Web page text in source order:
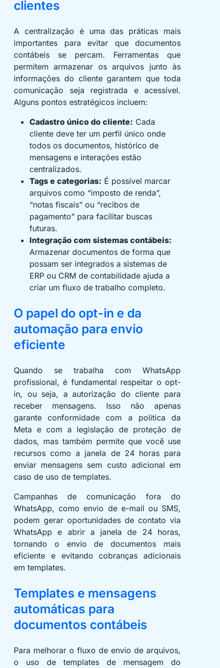
clientes
A centralização é uma das práticas mais
importantes para evitar que documentos
contábeis se percam. Ferramentas que
permitem armazenar os arquivos junto às
informações do cliente garantem que toda
comunicação seja registrada e acessível.
Alguns pontos estratégicos incluem:
Cadastro único do cliente: Cada
cliente deve ter um perfil único onde
todos os documentos, histórico de
mensagens e interações estão
centralizados.
Tags e categorias: É possível marcar
arquivos como “imposto de renda”,
“notas fiscais” ou “recibos de
pagamento” para facilitar buscas
futuras.
Integração com sistemas contábeis:
Armazenar documentos de forma que
possam ser integrados a sistemas de
ERP ou CRM de contabilidade ajuda a
criar um fluxo de trabalho completo.
O papel do opt-in e da
automação para envio
eficiente
Quando se trabalha com WhatsApp
profissional, é fundamental respeitar o opt-
in, ou seja, a autorização do cliente para
receber mensagens. Isso não apenas
garante conformidade com a política da
Meta e com a legislação de proteção de
dados, mas também permite que você use
recursos como a janela de 24 horas para
enviar mensagens sem custo adicional em
caso de uso de templates.
Campanhas de comunicação fora do
WhatsApp, como envio de e-mail ou SMS,
podem gerar oportunidades de contato via
WhatsApp e abrir a janela de 24 horas,
tornando o envio de documentos mais
eficiente e evitando cobranças adicionais
em templates.
Templates e mensagens
automáticas para
documentos contábeis
Para melhorar o fluxo de envio de arquivos,
o uso de templates de mensagem do